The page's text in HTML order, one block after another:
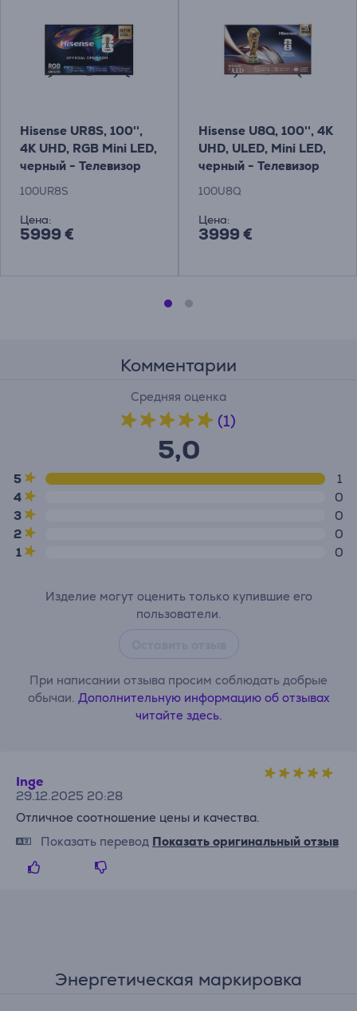
Hisense UR8S, 100'',
4K UHD, RGB Mini LED,
черный - Телевизор
100UR8S
Цена:
5999 €
Hisense U8Q, 100'', 4K
UHD, ULED, Mini LED,
черный - Телевизор
100U8Q
Цена:
3999 €
Комментарии
Средняя оценка
(1)
5,0
5
1
4
0
3
0
2
0
1
0
Изделие могут оценить только купившие его
пользователи.
При написании отзыва просим соблюдать добрые
обычаи. Дополнительную информацию об отзывах
читайте здесь.
Inge
29.12.2025 20:28
Отличное соотношение цены и качества.
Показать перевод Показать оригинальный отзыв
Энергетическая маркировка